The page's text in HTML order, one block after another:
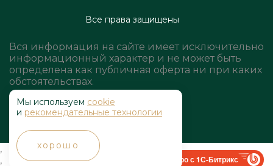
Все права защищены
Вся информация на сайте имеет исключительно
информационный характер и не может быть
определена как публичная оферта ни при каких
обстоятельствах.
Мы используем cookie
и рекомендательные технологии
хорошо
,
,
Быстро с 1С-Битрикс